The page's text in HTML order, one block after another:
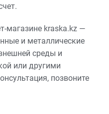
магазине kraska.kz —
и металлические
среды и
или другими
позвоните